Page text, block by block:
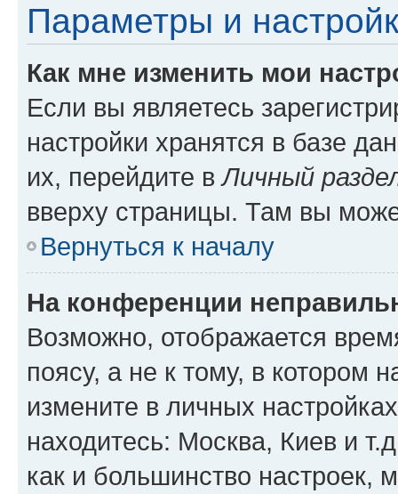
Параметры и
Как мне изменить мои
Если вы являетесь
настройки хранятся в базе
их, перейдите вЛичный
вверху страницы. Там вы
Вернуться к началу
На конференции
Возможно, отображается
поясу, а не к тому, в котором
измените в личных
находитесь: Москва, Киев и
как и большинство настроек,